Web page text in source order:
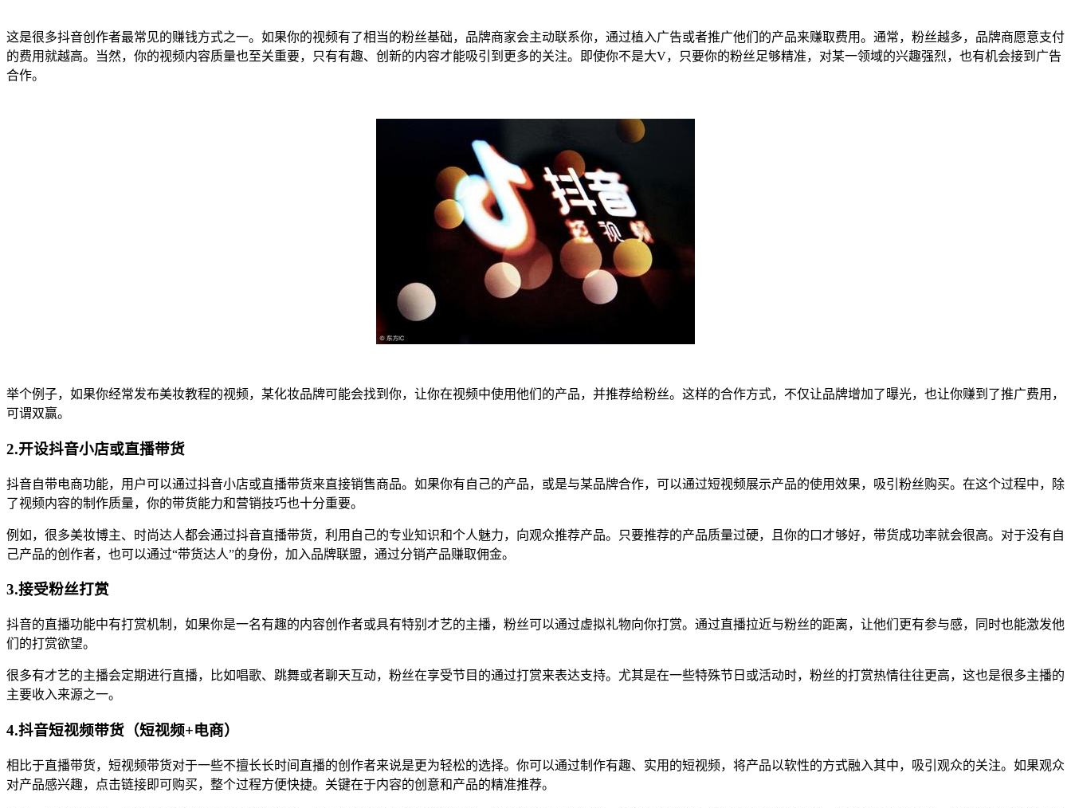
这是很多抖音创作者最常见的赚钱方式之一。如果你的视频有了相当的粉丝基础，品牌商家会主动联系你，通过植入广告或者推广他们的产品来赚取费用。通常，粉丝越多，品牌商愿意支付
的费用就越高。当然，你的视频内容质量也至关重要，只有有趣、创新的内容才能吸引到更多的关注。即使你不是大V，只要你的粉丝足够精准，对某一领域的兴趣强烈，也有机会接到广告
合作。
举个例子，如果你经常发布美妆教程的视频，某化妆品牌可能会找到你，让你在视频中使用他们的产品，并推荐给粉丝。这样的合作方式，不仅让品牌增加了曝光，也让你赚到了推广费用，
可谓双赢。
2.开设抖音小店或直播带货
抖音自带电商功能，用户可以通过抖音小店或直播带货来直接销售商品。如果你有自己的产品，或是与某品牌合作，可以通过短视频展示产品的使用效果，吸引粉丝购买。在这个过程中，除
了视频内容的制作质量，你的带货能力和营销技巧也十分重要。
例如，很多美妆博主、时尚达人都会通过抖音直播带货，利用自己的专业知识和个人魅力，向观众推荐产品。只要推荐的产品质量过硬，且你的口才够好，带货成功率就会很高。对于没有自
己产品的创作者，也可以通过“带货达人”的身份，加入品牌联盟，通过分销产品赚取佣金。
3.接受粉丝打赏
抖音的直播功能中有打赏机制，如果你是一名有趣的内容创作者或具有特别才艺的主播，粉丝可以通过虚拟礼物向你打赏。通过直播拉近与粉丝的距离，让他们更有参与感，同时也能激发他
们的打赏欲望。
很多有才艺的主播会定期进行直播，比如唱歌、跳舞或者聊天互动，粉丝在享受节目的通过打赏来表达支持。尤其是在一些特殊节日或活动时，粉丝的打赏热情往往更高，这也是很多主播的
主要收入来源之一。
4.抖音短视频带货（短视频+电商）
相比于直播带货，短视频带货对于一些不擅长长时间直播的创作者来说是更为轻松的选择。你可以通过制作有趣、实用的短视频，将产品以软性的方式融入其中，吸引观众的关注。如果观众
对产品感兴趣，点击链接即可购买，整个过程方便快捷。关键在于内容的创意和产品的精准推荐。